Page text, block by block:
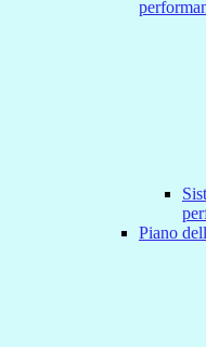
Piano